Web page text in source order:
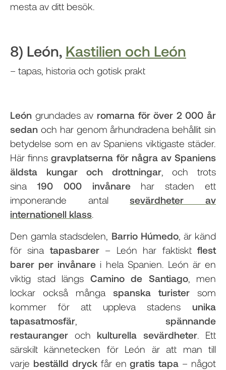
mesta av ditt besök.
8) León, Kastilien och León
– tapas, historia och gotisk prakt
León grundades av romarna för över 2 000 år
sedan och har genom århundradena behållit sin
betydelse som en av Spaniens viktigaste städer.
Här finnsgravplatserna för några av Spaniens
äldsta kungar och drottningar, och trots
sina 190 000 invånarehar staden ett
imponerande antalsevärdheter av
internationell klass.
Den gamla stadsdelen, Barrio Húmedo, är känd
för sina tapasbarer– León har faktisktflest
barer per invånare i hela Spanien. León är en
viktig stad längs Camino de Santiago, men
lockar också många spanska turister som
kommer för att uppleva stadens unika
tapasatmosfär, spännande
restauranger och kulturella sevärdheter. Ett
särskilt kännetecken för León är att man till
varje beställd dryckfår engratis tapa – något